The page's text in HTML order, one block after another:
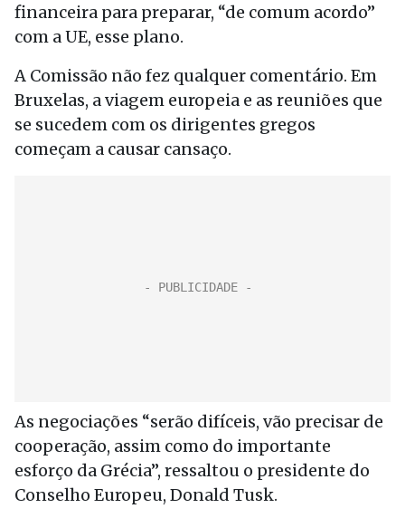
financeira para preparar, “de comum acordo”
com a UE, esse plano.
A Comissão não fez qualquer comentário. Em
Bruxelas, a viagem europeia e as reuniões que
se sucedem com os dirigentes gregos
começam a causar cansaço.
As negociações “serão difíceis, vão precisar de
cooperação, assim como do importante
esforço da Grécia”, ressaltou o presidente do
Conselho Europeu, Donald Tusk.